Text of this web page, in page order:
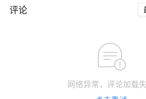
评论
网络异常，评论加载